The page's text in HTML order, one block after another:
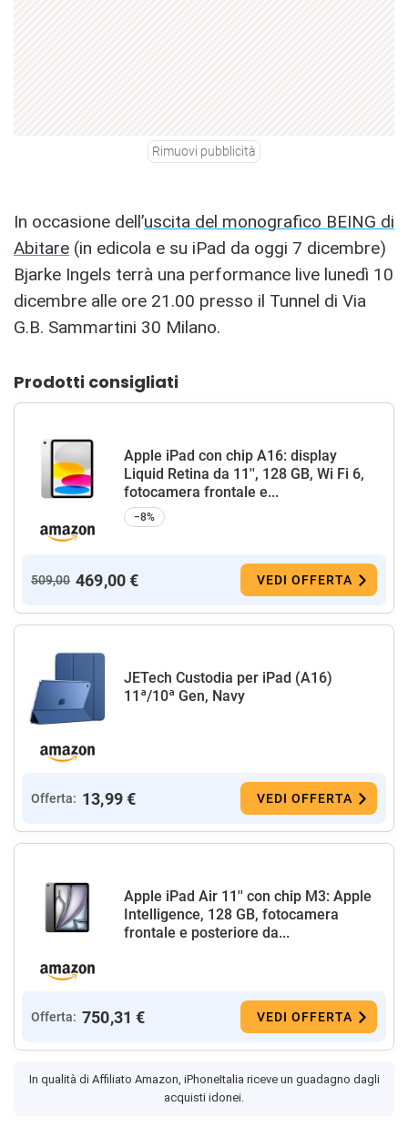
Rimuovi pubblicità
In occasione dell’uscita del monografico BEING di
Abitare (in edicola e su iPad da oggi 7 dicembre)
Bjarke Ingels terrà una performance live lunedì 10
dicembre alle ore 21.00 presso il Tunnel di Via
G.B. Sammartini 30 Milano.
Prodotti consigliati
Apple iPad con chip A16: display
Liquid Retina da 11'', 128 GB, Wi Fi 6,
fotocamera frontale e...
−8%
509,00 469,00 € VEDI OFFERTA
JETech Custodia per iPad (A16)
11ª/10ª Gen, Navy
Offerta: 13,99 € VEDI OFFERTA
Apple iPad Air 11'' con chip M3: Apple
Intelligence, 128 GB, fotocamera
frontale e posteriore da...
Offerta: 750,31 € VEDI OFFERTA
In qualità di Affiliato Amazon, iPhoneItalia riceve un guadagno dagli
acquisti idonei.